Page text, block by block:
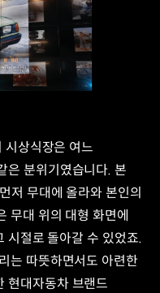
시상식장은 여느
은 분위기였습니다. 본
저 무대에 올라와 본인의
무대 위의 대형 화면에
시절로 돌아갈 수 있었죠.
는 따뜻하면서도 아련한
현대자동차 브랜드